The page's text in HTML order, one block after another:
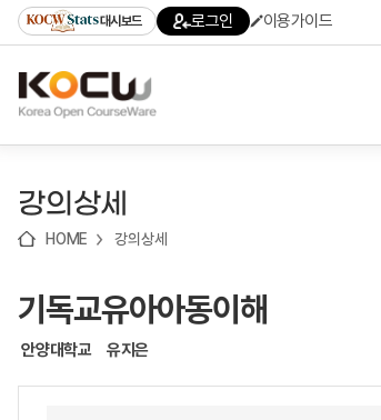
기
기
기
content)
가
대시보드 로그인 이용가이드
강의상세
HOME 강의상세
기독교유아아동이해
안양대학교 유지은